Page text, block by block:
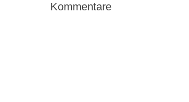
Kommentare